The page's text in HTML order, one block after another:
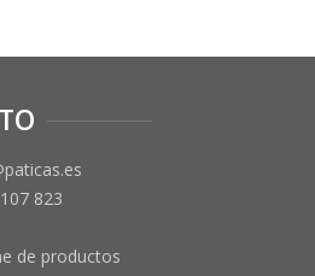
823
de productos